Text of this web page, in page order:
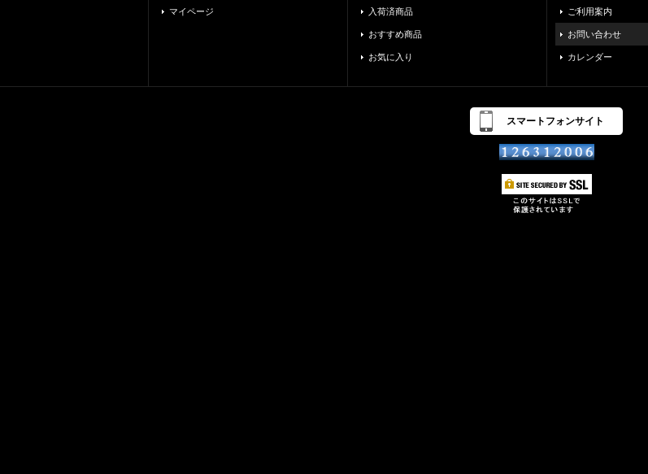
マイページ 入荷済商品
おすすめ商品
お気に入り
ご利用案内
お問い合わせ
カレンダー
スマートフォンサイト